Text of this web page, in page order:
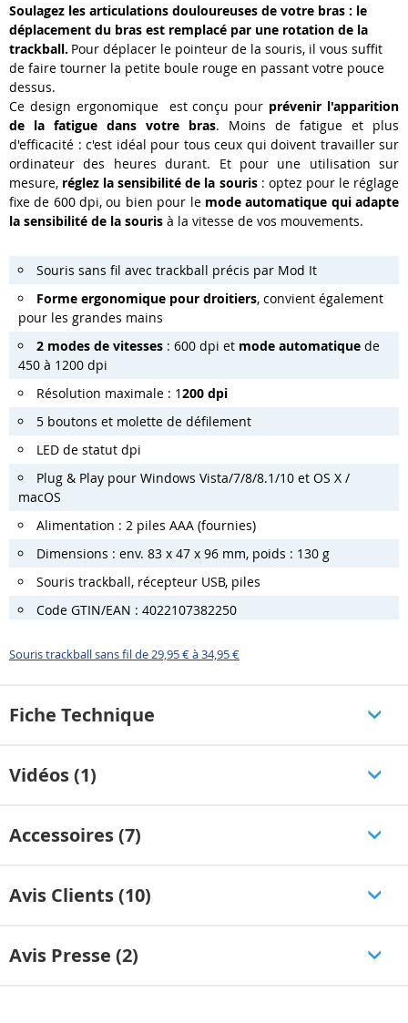
Soulagez les articulations douloureuses de votre bras : le
déplacement du bras est remplacé par une rotation de la
trackball. Pour déplacer le pointeur de la souris, il vous suffit
de faire tourner la petite boule rouge en passant votre pouce
dessus.
Ce design ergonomique est conçu pour prévenir l'apparition
de la fatigue dans votre bras. Moins de fatigue et plus
d'efficacité : c'est idéal pour tous ceux qui doivent travailler sur
ordinateur des heures durant. Et pour une utilisation sur
mesure, réglez la sensibilité de la souris: optez pour le réglage
fixe de 600 dpi, ou bien pour le mode automatique qui adapte
la sensibilité de la souris à la vitesse de vos mouvements.
Souris sans fil avec trackball précis par Mod It
Forme ergonomique pour droitiers, convient également
pour les grandes mains
2 modes de vitesses : 600 dpi et mode automatique de
450 à 1200 dpi
Résolution maximale : 1200 dpi
5 boutons et molette de défilement
LED de statut dpi
Plug & Play pour Windows Vista/7/8/8.1/10 et OS X /
macOS
Alimentation : 2 piles AAA (fournies)
Dimensions : env. 83 x 47 x 96 mm, poids : 130 g
Souris trackball, récepteur USB, piles
Code GTIN/EAN : 4022107382250
Souris trackball sans fil de 29,95 € à 34,95 €
Fiche Technique
Vidéos (1)
Accessoires (7)
Avis Clients (10)
Avis Presse (2)